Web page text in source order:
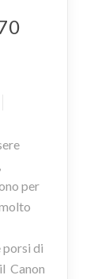
per
porsi di
Canon